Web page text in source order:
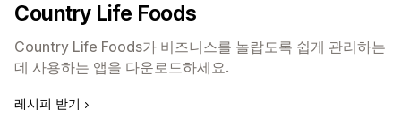
Country Life Foods
Country Life Foods가 비즈니스를 놀랍도록 쉽게 관리하는
데 사용하는 앱을 다운로드하세요.
레시피 받기